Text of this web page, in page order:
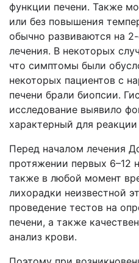
функции печени. Также
или без повышения
обычно развиваются на
лечения. В некоторых
что симптомы были
некоторых пациентов с
печени брали биопсии.
исследование выявило
характерный для
Перед началом лечения
протяжении первых 6–12
также в любой момент
лихорадки неизвестной
проведение тестов на
печени, а также
анализ крови.